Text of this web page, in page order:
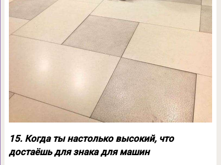
15. Когда ты настолько высокий, что
достаёшь для знака для машин